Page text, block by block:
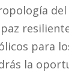
para
la